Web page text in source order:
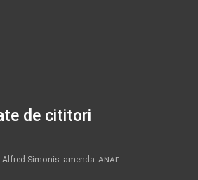
de cititori
Alfred Simonis amenda ANAF